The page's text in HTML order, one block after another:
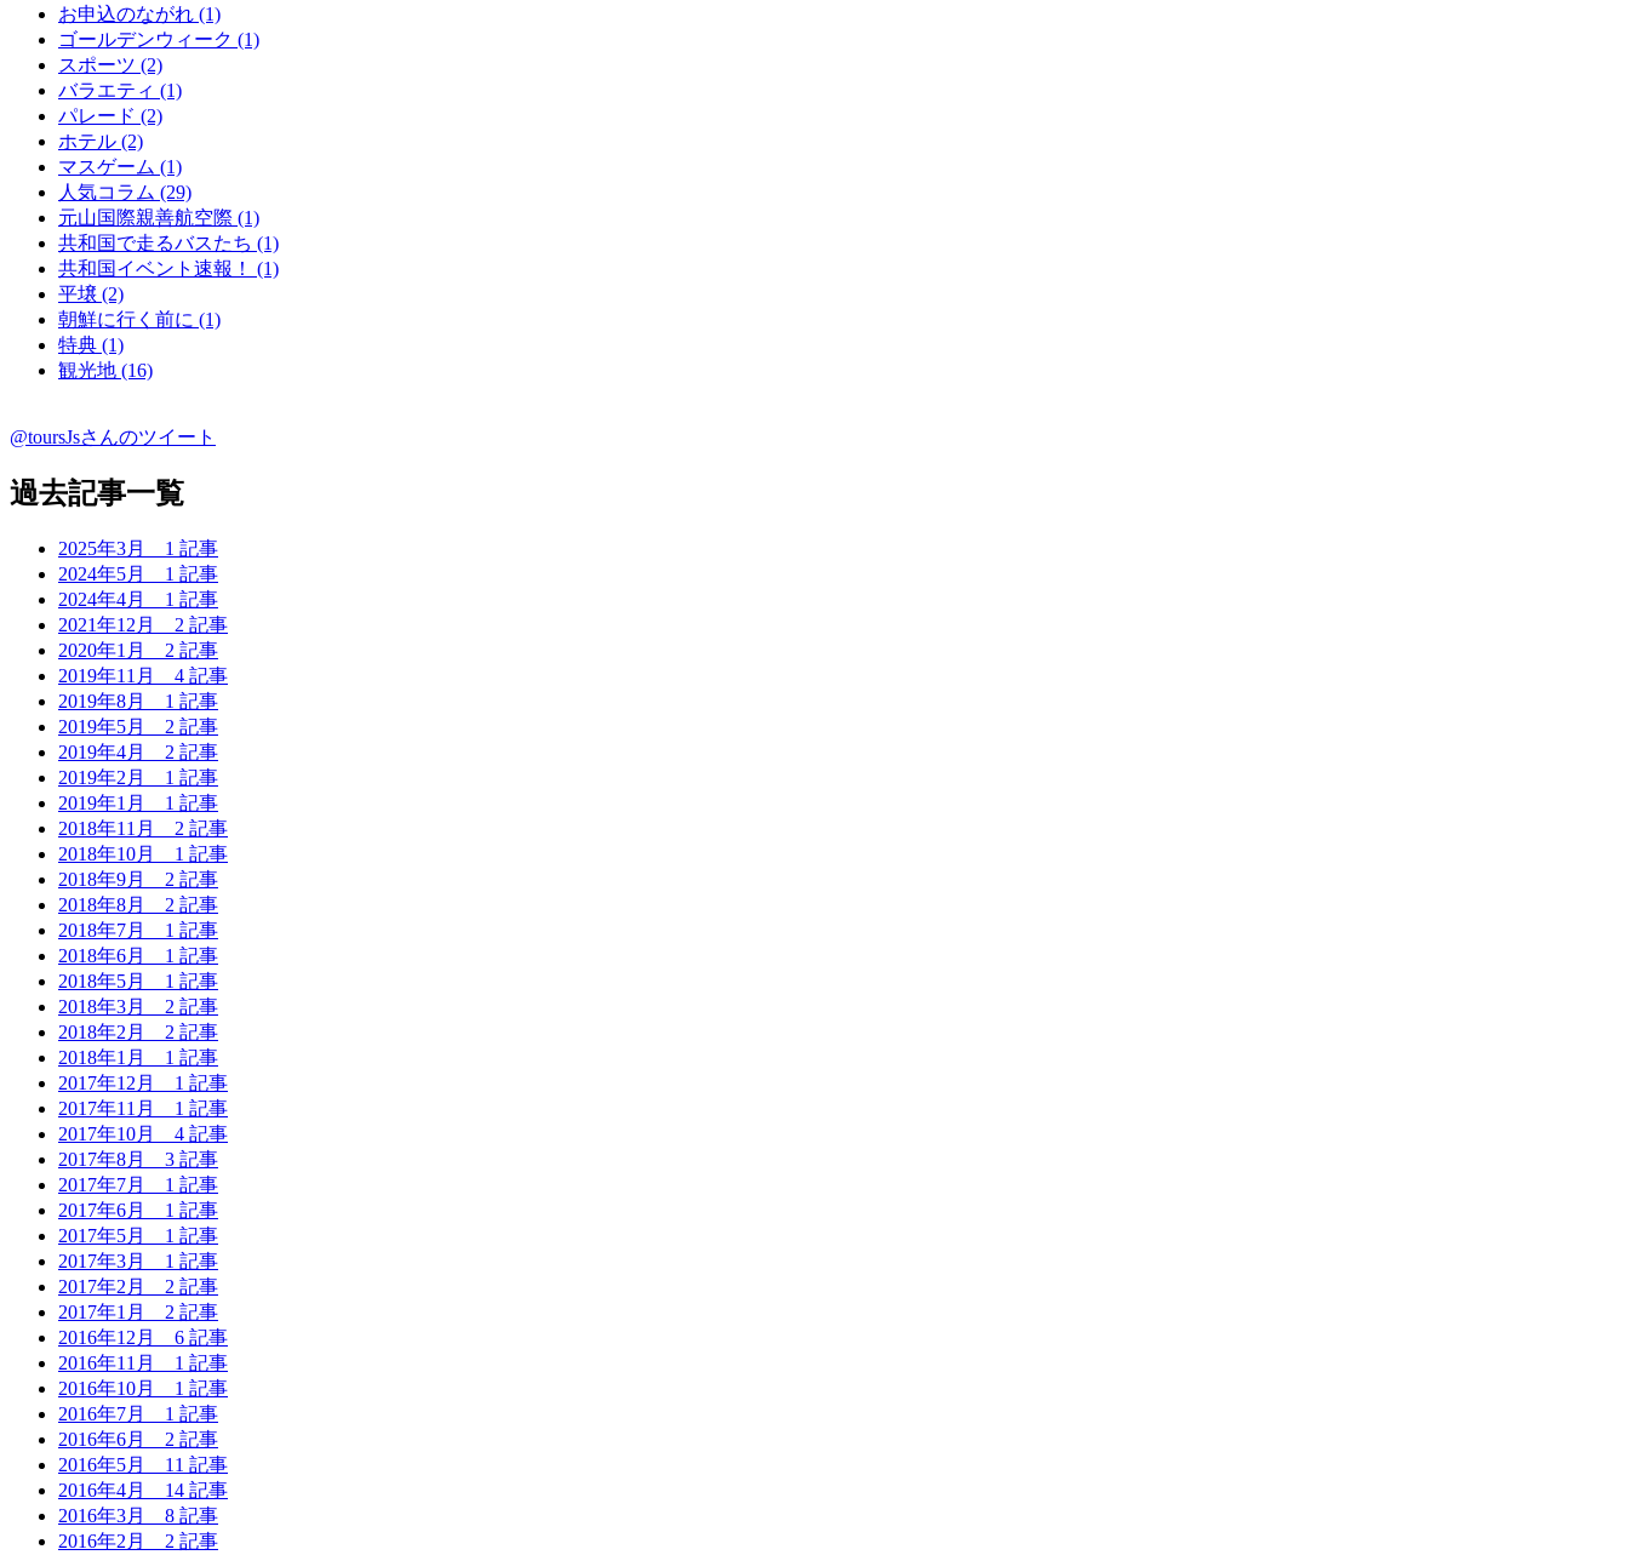
お申込のながれ (1)
ゴールデンウィーク (1)
スポーツ (2)
バラエティ (1)
パレード (2)
ホテル (2)
マスゲーム (1)
人気コラム (29)
元山国際親善航空際 (1)
共和国で走るバスたち (1)
共和国イベント速報！ (1)
平壌 (2)
朝鮮に行く前に (1)
特典 (1)
観光地 (16)
@toursJsさんのツイート
過去記事一覧
2025年3月 1 記事
2024年5月 1 記事
2024年4月 1 記事
2021年12月 2 記事
2020年1月 2 記事
2019年11月 4 記事
2019年8月 1 記事
2019年5月 2 記事
2019年4月 2 記事
2019年2月 1 記事
2019年1月 1 記事
2018年11月 2 記事
2018年10月 1 記事
2018年9月 2 記事
2018年8月 2 記事
2018年7月 1 記事
2018年6月 1 記事
2018年5月 1 記事
2018年3月 2 記事
2018年2月 2 記事
2018年1月 1 記事
2017年12月 1 記事
2017年11月 1 記事
2017年10月 4 記事
2017年8月 3 記事
2017年7月 1 記事
2017年6月 1 記事
2017年5月 1 記事
2017年3月 1 記事
2017年2月 2 記事
2017年1月 2 記事
2016年12月 6 記事
2016年11月 1 記事
2016年10月 1 記事
2016年7月 1 記事
2016年6月 2 記事
2016年5月 11 記事
2016年4月 14 記事
2016年3月 8 記事
2016年2月 2 記事